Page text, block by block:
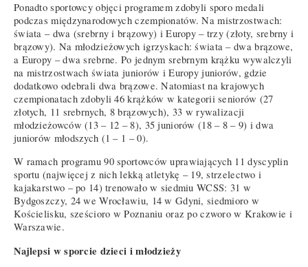
Ponadto sportowcy objęci programem zdobyli sporo medali
podczas międzynarodowych czempionatów. Na mistrzostwach:
świata – dwa (srebrny i brązowy) i Europy – trzy (złoty, srebrny i
brązowy). Na młodzieżowych igrzyskach: świata – dwa brązowe,
a Europy – dwa srebrne. Po jednym srebrnym krążku wywalczyli
na mistrzostwach świata juniorów i Europy juniorów, gdzie
dodatkowo odebrali dwa brązowe. Natomiast na krajowych
czempionatach zdobyli 46 krążków w kategorii seniorów (27
złotych, 11 srebrnych, 8 brązowych), 33 w rywalizacji
młodzieżowców (13 – 12 – 8), 35 juniorów (18 – 8 – 9) i dwa
juniorów młodszych (1 – 1 – 0).
W ramach programu 90 sportowców uprawiających 11 dyscyplin
sportu (najwięcej z nich lekką atletykę – 19, strzelectwo i
kajakarstwo – po 14) trenowało w siedmiu WCSS: 31 w
Bydgoszczy, 24 we Wrocławiu, 14 w Gdyni, siedmioro w
Kościelisku, sześcioro w Poznaniu oraz po czworo w Krakowie i
Warszawie.
Najlepsi w sporcie dzieci i młodzieży